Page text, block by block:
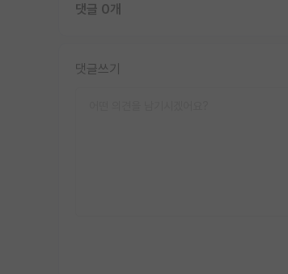
댓글 0개
댓글쓰기